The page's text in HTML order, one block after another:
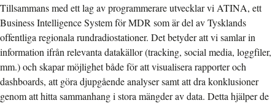
Tillsammans med ett lag av programmerare utvecklar vi ATINA, ett
Business Intelligence System för MDR som är del av Tysklands
offentliga regionala rundradiostationer. Det betyder att vi samlar in
information ifrån relevanta datakällor (tracking, social media, loggfiler,
mm.) och skapar möjlighet både för att visualisera rapporter och
dashboards, att göra djupgående analyser samt att dra konklusioner
genom att hitta sammanhang i stora mängder av data. Detta hjälper de